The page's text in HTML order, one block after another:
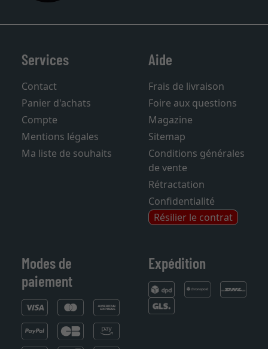
Services
Contact
Panier d'achats
Compte
Mentions légales
Ma liste de souhaits
Aide
Frais de livraison
Foire aux questions
Magazine
Sitemap
Conditions générales
de vente
Rétractation
Confidentialité
Résilier le contrat
Modes de
paiement
Expédition